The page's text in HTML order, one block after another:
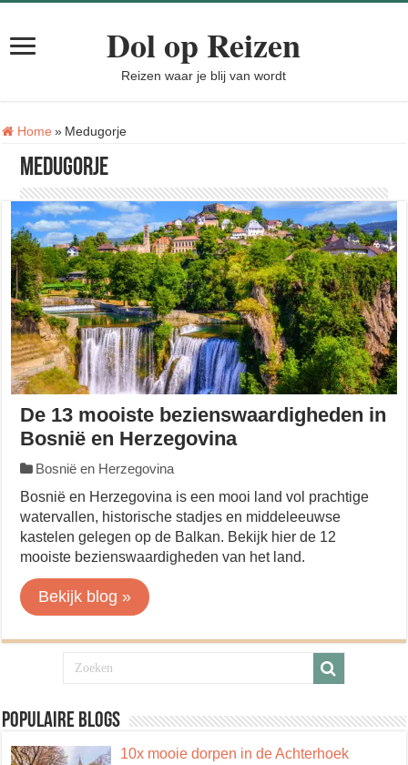
Dol op Reizen
Reizen waar je blij van wordt
Home » Tag:
Medugorje
Medugorje
De 13 mooiste bezienswaardigheden in
Bosnië en Herzegovina
Bosnië en Herzegovina
Bosnië en Herzegovina is een mooi land vol prachtige
watervallen, historische stadjes en middeleeuwse
kastelen gelegen op de Balkan. Bekijk hier de 12
mooiste bezienswaardigheden van het land.
Bekijk blog »
Populaire blogs
10x mooie dorpen in de Achterhoek